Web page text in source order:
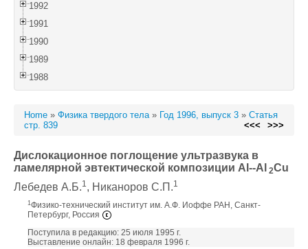
1992
1991
1990
1989
1988
Home » Физика твердого тела» Год 1996, выпуск 3 » Статья
стр. 839
<<< >>>
Дислокационное поглощение ультразвука в
ламелярной эвтектической композиции Al--Al 2Cu
Лебедев А.Б.1, Никаноров С.П.1
1 Физико-технический институт им. А.Ф. Иоффе РАН, Санкт-
Петербург, Россия
Поступила в редакцию: 25 июля 1995 г.
Выставление онлайн: 18 февраля 1996 г.